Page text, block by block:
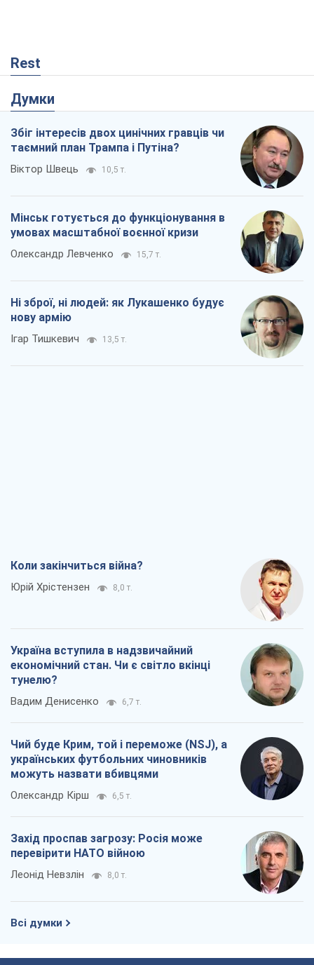
Rest
Думки
Збіг інтересів двох цинічних гравців чи
таємний план Трампа і Путіна?
Віктор Швець 10,5 т.
Мінськ готується до функціонування в
умовах масштабної воєнної кризи
Олександр Левченко 15,7 т.
Ні зброї, ні людей: як Лукашенко будує
нову армію
Ігар Тишкевич 13,5 т.
Коли закінчиться війна?
Юрій Хрістензен 8,0 т.
Україна вступила в надзвичайний
економічний стан. Чи є світло вкінці
тунелю?
Вадим Денисенко 6,7 т.
Чий буде Крим, той і переможе (NSJ), а
українських футбольних чиновників
можуть назвати вбивцями
Олександр Кірш 6,5 т.
Захід проспав загрозу: Росія може
перевірити НАТО війною
Леонід Невзлін 8,0 т.
Всі думки